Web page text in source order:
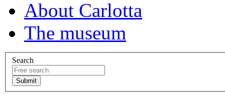
About Carlotta
The museum
Search